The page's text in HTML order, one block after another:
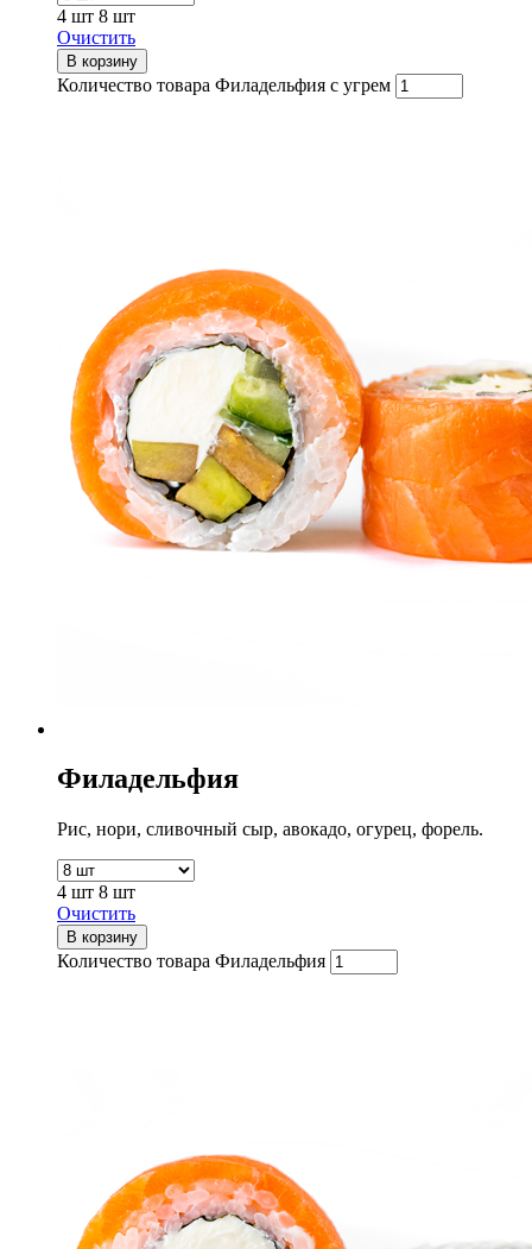
4 шт 8 шт
Очистить
В корзину
Количество товара Филадельфия с угрем
Филадельфия
Рис, нори, сливочный сыр, авокадо, огурец, форель.
4 шт 8 шт
Очистить
В корзину
Количество товара Филадельфия